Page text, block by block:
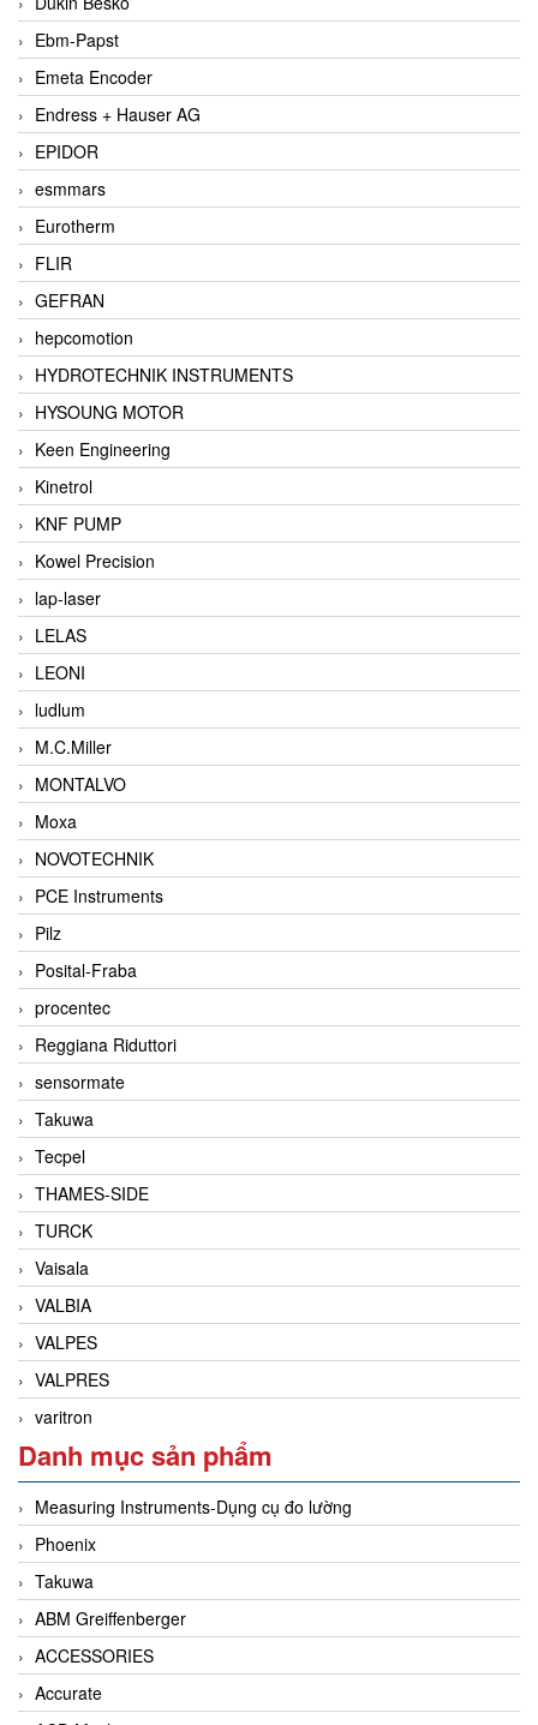
Ebm-Papst
Emeta Encoder
Endress + Hauser AG
EPIDOR
esmmars
Eurotherm
FLIR
GEFRAN
hepcomotion
HYDROTECHNIK INSTRUMENTS
HYSOUNG MOTOR
Keen Engineering
Kinetrol
KNF PUMP
Kowel Precision
lap-laser
LELAS
LEONI
ludlum
M.C.Miller
MONTALVO
Moxa
NOVOTECHNIK
PCE Instruments
Pilz
Posital-Fraba
procentec
Reggiana Riduttori
sensormate
Takuwa
Tecpel
THAMES-SIDE
TURCK
Vaisala
VALBIA
VALPES
VALPRES
varitron
Danh mục sản phẩm
Measuring Instruments-Dụng cụ đo lường
Phoenix
Takuwa
ABM Greiffenberger
ACCESSORIES
Accurate